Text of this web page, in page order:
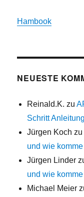
Hambook
NEUESTE
Reinald.K. zu
Schritt Anleitung
Jürgen Koch
und wie
Jürgen Linder
und wie
Michael Meier